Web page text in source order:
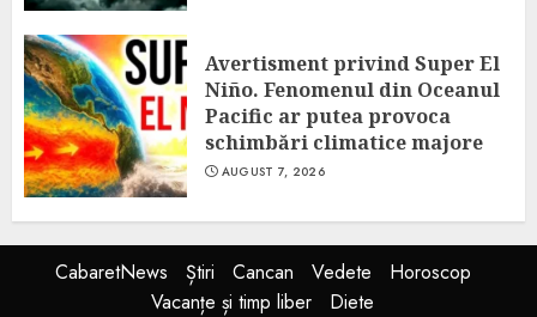
Avertisment privind Super El
Niño. Fenomenul din Oceanul
Pacific ar putea provoca
schimbări climatice majore
AUGUST 7, 2026
CabaretNews Știri Cancan Vedete
Horoscop
Vacanțe și timp liber
Diete